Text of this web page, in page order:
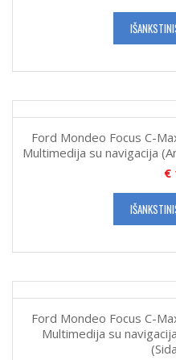
Ford Mondeo Focus C-
Multimedija su navigacija
€
Ford Mondeo Focus C-
Multimedija su